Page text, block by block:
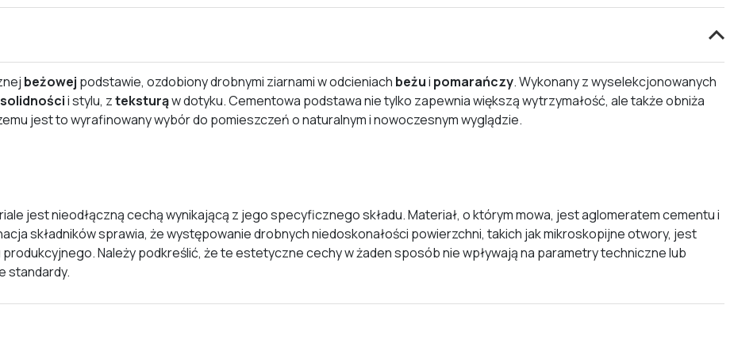
beżowej podstawie, ozdobiony drobnymi ziarnami w odcieniach beżui pomarańczy. Wykonany z wyselekcjonowanych
solidnościi stylu, zteksturąw dotyku. Cementowa podstawa nie tylko zapewnia większą wytrzymałość, ale także obniża
jest to wyrafinowany wybór do pomieszczeń o naturalnym i nowoczesnym wyglądzie.
jest nieodłączną cechą wynikającą z jego specyficznego składu. Materiał, o którym mowa, jest aglomeratem cementu i
składników sprawia, że występowanie drobnych niedoskonałości powierzchni, takich jak mikroskopijne otwory, jest
Należy podkreślić, że te estetyczne cechy w żaden sposób nie wpływają na parametry techniczne lub
standardy.